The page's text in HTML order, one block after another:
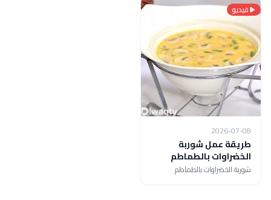
فيديو
2026-07-08
طريقة عمل شوربة
الخضراوات بالطماطم
شوربة الخضراوات بالطماطم